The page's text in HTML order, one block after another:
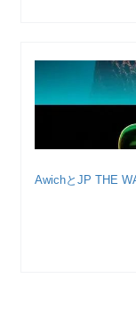
AwichとJP THE